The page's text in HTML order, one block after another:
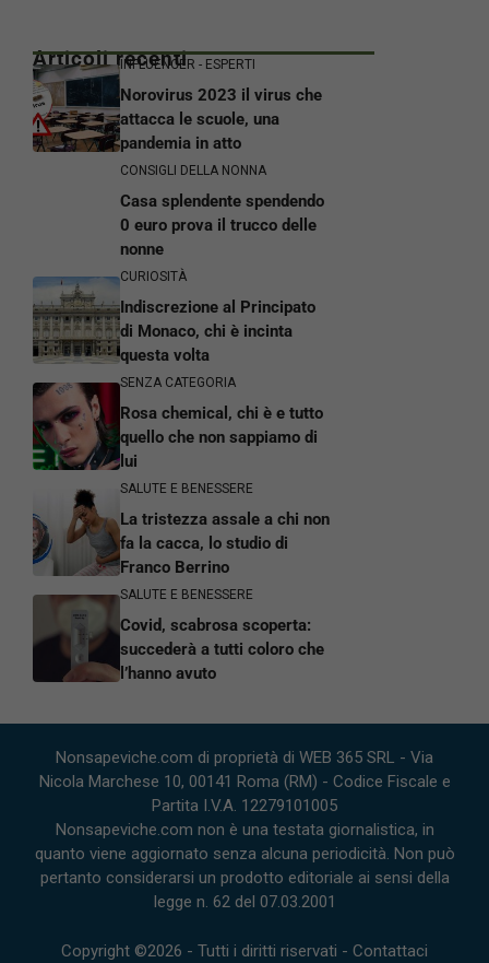
Articoli recentiINFLUENCER - ESPERTI
Norovirus 2023 il virus che
attacca le scuole, una
pandemia in atto
CONSIGLI DELLA NONNA
Casa splendente spendendo
0 euro prova il trucco delle
nonne
CURIOSITÀ
Indiscrezione al Principato
di Monaco, chi è incinta
questa volta
SENZA CATEGORIA
Rosa chemical, chi è e tutto
quello che non sappiamo di
lui
SALUTE E BENESSERE
La tristezza assale a chi non
fa la cacca, lo studio di
Franco Berrino
SALUTE E BENESSERE
Covid, scabrosa scoperta:
succederà a tutti coloro che
l’hanno avuto
Nonsapeviche.com di proprietà di WEB 365 SRL - Via
Nicola Marchese 10, 00141 Roma (RM) - Codice Fiscale e
Partita I.V.A. 12279101005
Nonsapeviche.com non è una testata giornalistica, in
quanto viene aggiornato senza alcuna periodicità. Non può
pertanto considerarsi un prodotto editoriale ai sensi della
legge n. 62 del 07.03.2001
Copyright ©2026 - Tutti i diritti riservati - Contattaci